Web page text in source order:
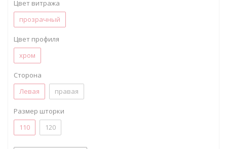
Цвет витража
прозрачный
Цвет профиля
хром
Сторона
Левая
правая
Размер шторки
110
120